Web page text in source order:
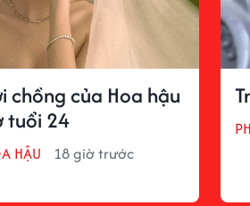
chồng của Hoa hậu
tuổi 24
HẬU 18 giờ trước